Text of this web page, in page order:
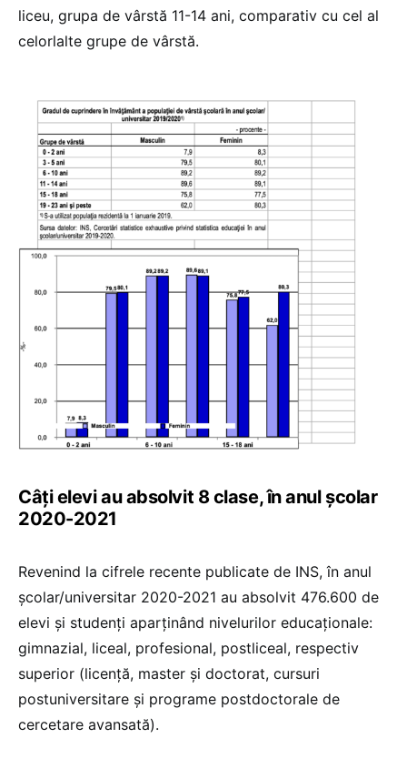
liceu, grupa de vârstă 11-14 ani, comparativ cu cel al
celorlalte grupe de vârstă.
Câți elevi au absolvit 8 clase, în anul școlar
2020-2021
Revenind la cifrele recente publicate de INS, în anul
şcolar/universitar 2020-2021 au absolvit 476.600 de
elevi și studenţi aparţinând nivelurilor educaţionale:
gimnazial, liceal, profesional, postliceal, respectiv
superior (licenţă, master şi doctorat, cursuri
postuniversitare şi programe postdoctorale de
cercetare avansată).